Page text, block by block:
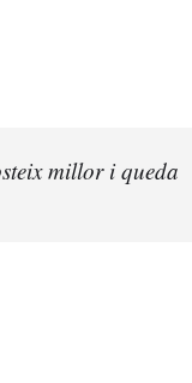
millor i queda